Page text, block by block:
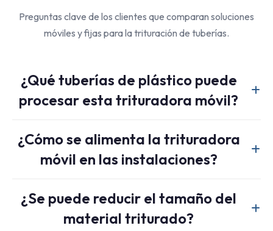
Preguntas clave de los clientes que comparan soluciones
móviles y fijas para la trituración de tuberías.
¿Qué tuberías de plástico puede
procesar esta trituradora móvil?
de gran diámetro fabricados con HDPE, PVC, PP y otros
materiales, en función del diámetro de la tubería, el espesor
¿Cómo se alimenta la trituradora
móvil en las instalaciones?
para funcionar con un generador o para conectarse a la red
eléctrica del lugar donde haya suministro disponible.
¿Se puede reducir el tamaño del
material triturado?